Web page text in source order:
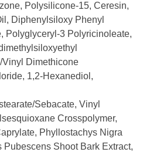
Polysilicone-15, Ceresin,
Diphenylsiloxy Phenyl
Polyglyceryl-3 Polyricinoleate,
Vinyl Dimethicone
1,2-Hexanediol,
Sebacate, Vinyl
Crosspolymer,
Phyllostachys Nigra
Pubescens Shoot Bark Extract,